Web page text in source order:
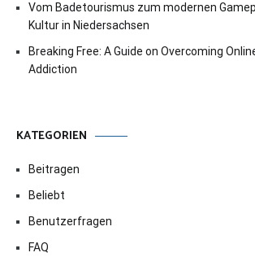
Vom Badetourismus zum modernen
Kultur in Niedersachsen
Breaking Free: A Guide on Overcoming
Addiction
KATEGORIEN
Beitragen
Beliebt
Benutzerfragen
FAQ